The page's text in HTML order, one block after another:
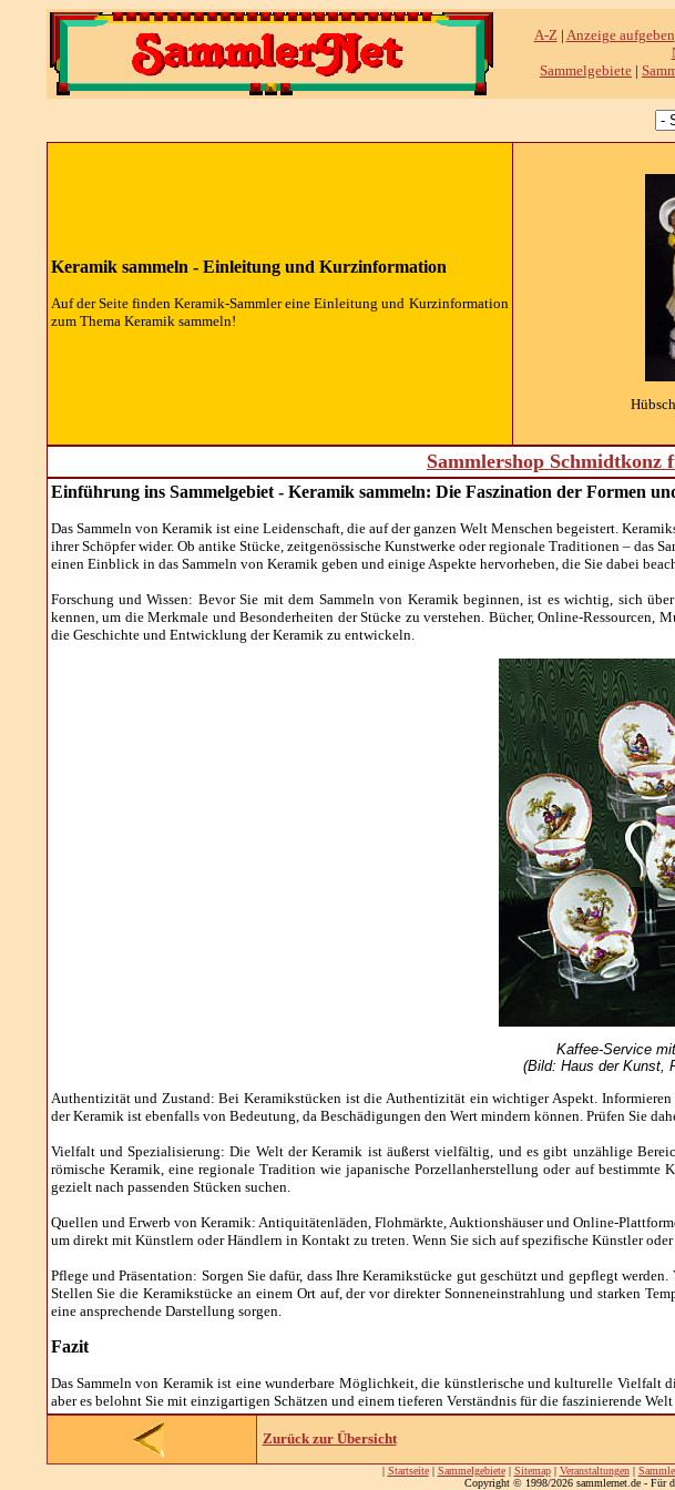
A-Z| Anzeige aufgeben
Sammelgebiete |
Keramik sammeln - Einleitung und Kurzinformation
Auf der Seite finden Keramik-Sammler eine Einleitung und Kurzinformation
zum Thema Keramik sammeln!
Sammlershop
Einführung ins Sammelgebiet - Keramik sammeln: Die Faszination der Formen
Das Sammeln von Keramik ist eine Leidenschaft, die auf der ganzen Welt Menschen begeistert.
ihrer Schöpfer wider. Ob antike Stücke, zeitgenössische Kunstwerke oder regionale Traditionen –
einen Einblick in das Sammeln von Keramik geben und einige Aspekte hervorheben, die Sie dabei
Forschung und Wissen: Bevor Sie mit dem Sammeln von Keramik beginnen, ist es wichtig, sich
kennen, um die Merkmale und Besonderheiten der Stücke zu verstehen. Bücher, Online-Ressourcen,
die Geschichte und Entwicklung der Keramik zu entwickeln.
Kaffee-Service
(Bild: Haus der Kunst,
Authentizität und Zustand: Bei Keramikstücken ist die Authentizität ein wichtiger Aspekt.
der Keramik ist ebenfalls von Bedeutung, da Beschädigungen den Wert mindern können. Prüfen Sie
Vielfalt und Spezialisierung: Die Welt der Keramik ist äußerst vielfältig, und es gibt unzählige
römische Keramik, eine regionale Tradition wie japanische Porzellanherstellung oder auf bestimmte
gezielt nach passenden Stücken suchen.
Quellen und Erwerb von Keramik: Antiquitätenläden, Flohmärkte, Auktionshäuser und Online-
um direkt mit Künstlern oder Händlern in Kontakt zu treten. Wenn Sie sich auf spezifische Künstler
Pflege und Präsentation: Sorgen Sie dafür, dass Ihre Keramikstücke gut geschützt und gepflegt
Stellen Sie die Keramikstücke an einem Ort auf, der vor direkter Sonneneinstrahlung und starken
eine ansprechende Darstellung sorgen.
Fazit
Das Sammeln von Keramik ist eine wunderbare Möglichkeit, die künstlerische und kulturelle Vielfalt
aber es belohnt Sie mit einzigartigen Schätzen und einem tieferen Verständnis für die faszinierende
Zurück zur Übersicht
| Startseite| Sammelgebiete| Sitemap| Veranstaltungen|
Copyright © 1998/2026 sammlernet.de - Für